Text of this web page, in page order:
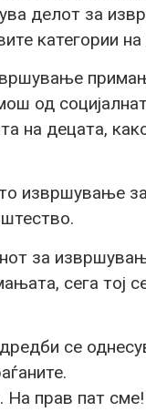
делот за
категории на
од
на децата,
извршување
за
сега тој
се
На прав пат сме!